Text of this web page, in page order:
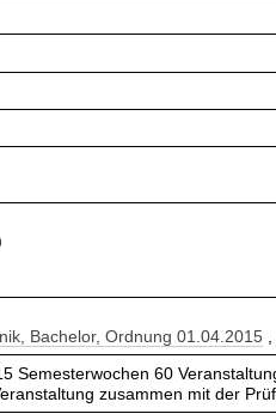
Bachelor, Ordnung 01.04.2015
Semesterwochen 60
zusammen mit der